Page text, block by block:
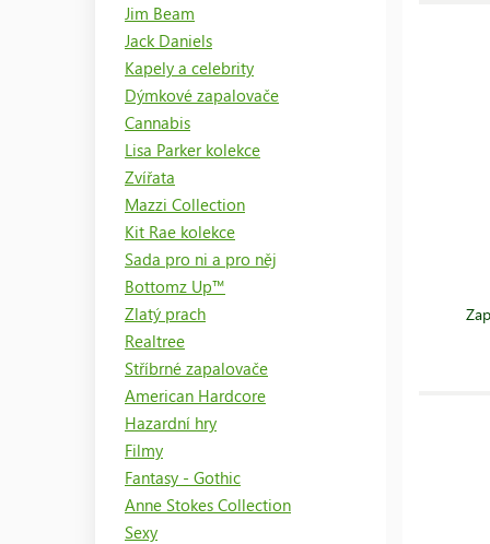
Jim Beam
Jack Daniels
Kapely a celebrity
Dýmkové zapalovače
Cannabis
Lisa Parker kolekce
Zvířata
Mazzi Collection
Kit Rae kolekce
Sada pro ni a pro něj
Bottomz Up™
Zlatý prach
Realtree
Stříbrné zapalovače
American Hardcore
Hazardní hry
Filmy
Fantasy - Gothic
Anne Stokes Collection
Sexy